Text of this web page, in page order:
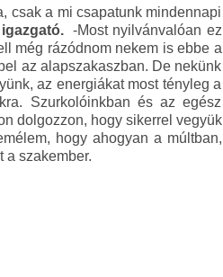
csak a mi csapatunk mindennapi
-Most nyilvánvalóan ez
még rázódnom nekem is ebbe a
az alapszakaszban. De nekünk
az energiákat most tényleg a
Szurkolóinkban és az egész
dolgozzon, hogy sikerrel vegyük
hogy ahogyan a múltban,
a szakember.